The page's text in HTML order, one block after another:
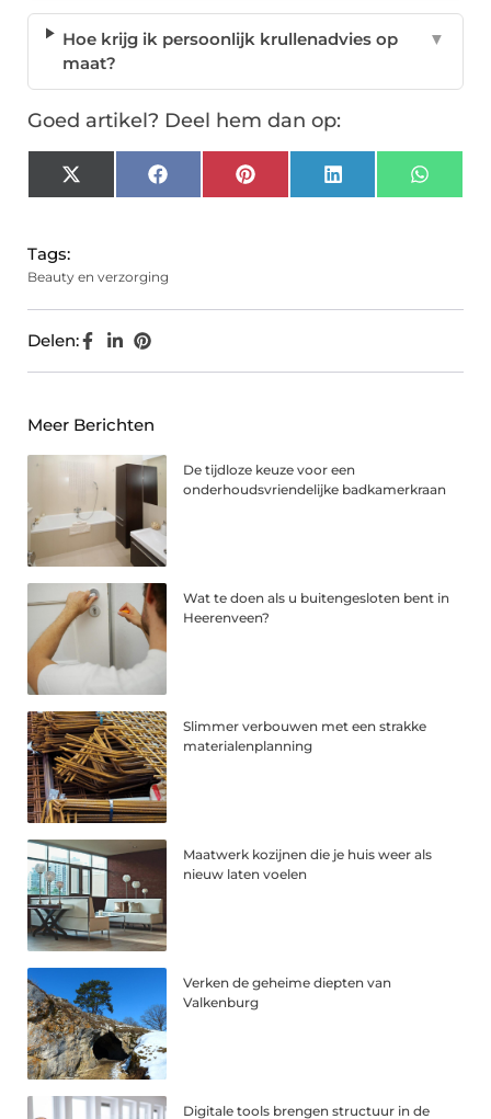
Hoe krijg ik persoonlijk krullenadvies op
maat?
▼
Goed artikel? Deel hem dan op:
X
(Twitter)
FacebookPinterest LinkedIn
Tags:
Beauty en verzorging
Delen:
Meer Berichten
De tijdloze keuze voor een
onderhoudsvriendelijke badkamerkraan
Wat te doen als u buitengesloten bent in
Heerenveen?
Slimmer verbouwen met een strakke
materialenplanning
Maatwerk kozijnen die je huis weer als
nieuw laten voelen
Verken de geheime diepten van
Valkenburg
Digitale tools brengen structuur in de